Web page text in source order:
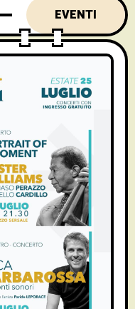
EVENTI